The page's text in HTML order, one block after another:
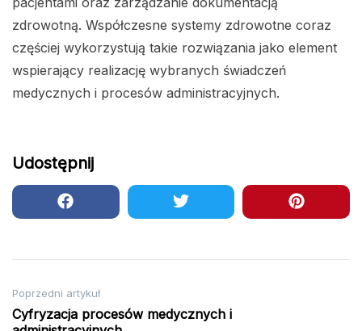
zdrowotną. Współczesne systemy zdrowotne coraz
częściej wykorzystują takie rozwiązania jako element
wspierający realizację wybranych świadczeń
medycznych i procesów administracyjnych.
Udostępnij
Nawigacja
wpisu
Poprzedni artykuł
Cyfryzacja procesów medycznych i